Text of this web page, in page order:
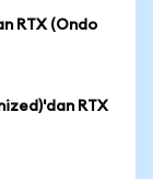
RTX (Ondo
RTX